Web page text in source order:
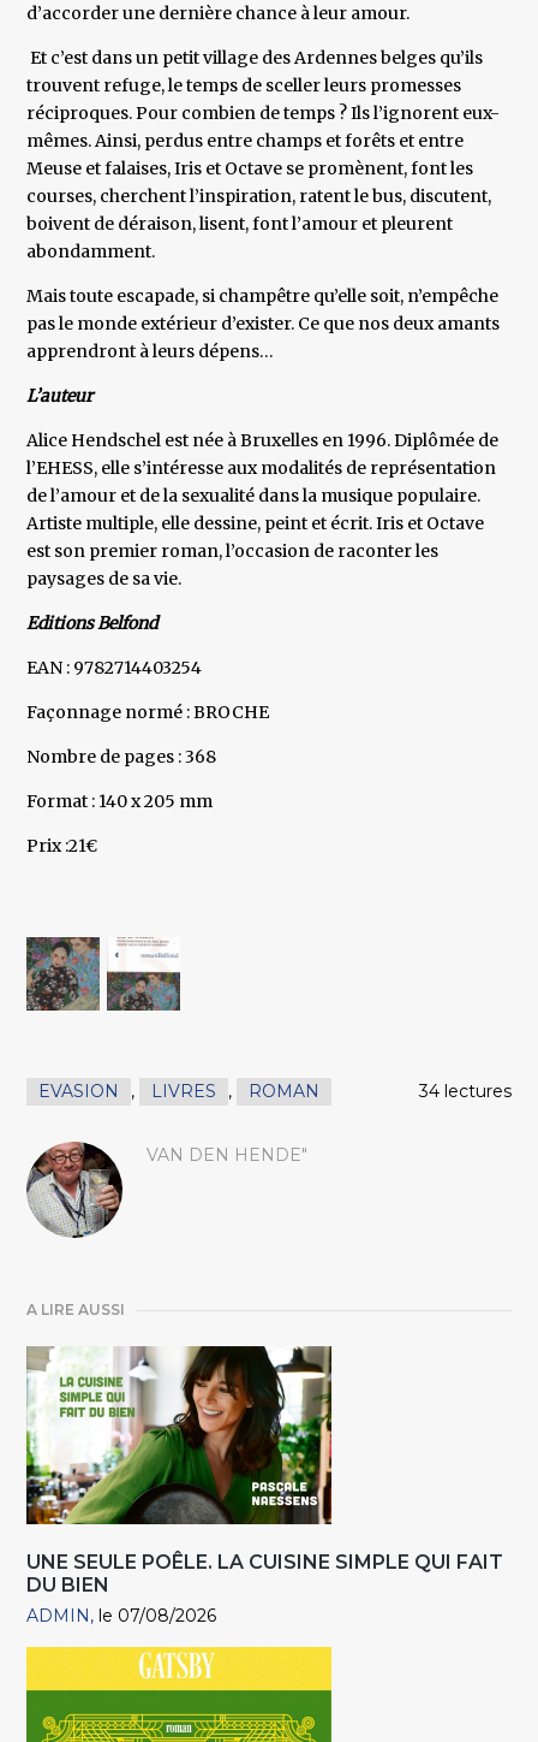
d’accorder une dernière chance à leur amour.
Et c’est dans un petit village des Ardennes belges qu’ils
trouvent refuge, le temps de sceller leurs promesses
réciproques. Pour combien de temps ? Ils l’ignorent eux-
mêmes. Ainsi, perdus entre champs et forêts et entre
Meuse et falaises, Iris et Octave se promènent, font les
courses, cherchent l’inspiration, ratent le bus, discutent,
boivent de déraison, lisent, font l’amour et pleurent
abondamment.
Mais toute escapade, si champêtre qu’elle soit, n’empêche
pas le monde extérieur d’exister. Ce que nos deux amants
apprendront à leurs dépens…
L’auteur
Alice Hendschel est née à Bruxelles en 1996. Diplômée de
l’EHESS, elle s’intéresse aux modalités de représentation
de l’amour et de la sexualité dans la musique populaire.
Artiste multiple, elle dessine, peint et écrit. Iris et Octave
est son premier roman, l’occasion de raconter les
paysages de sa vie.
Editions Belfond
EAN : 9782714403254
Façonnage normé : BROCHE
Nombre de pages : 368
Format : 140 x 205 mm
Prix :21€
EVASION , LIVRES , ROMAN 34 lectures
VAN DEN HENDE"
A LIRE AUSSI
UNE SEULE POÊLE. LA CUISINE SIMPLE QUI FAIT
DU BIEN
ADMIN le 07/08/2026